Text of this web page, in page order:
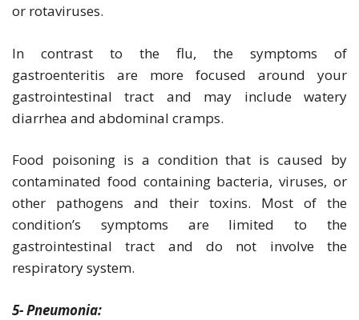
or rotaviruses.
In contrast to the flu, the symptoms of
gastroenteritis are more focused around your
gastrointestinal tract and may include watery
diarrhea and abdominal cramps.
Food poisoning is a condition that is caused by
contaminated food containing bacteria, viruses, or
other pathogens and their toxins. Most of the
condition’s symptoms are limited to the
gastrointestinal tract and do not involve the
respiratory system.
5- Pneumonia: